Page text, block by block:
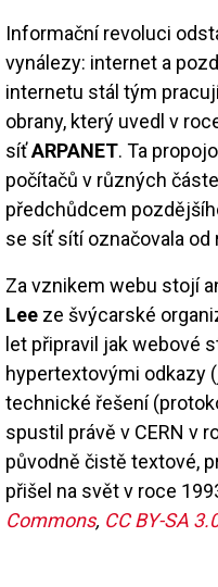
Informační revoluci
vynálezy: internet a
internetu stál tým
obrany, který uvedl v
síťARPANET. Ta
počítačů v různých
předchůdcem
se síť sítí označovala od
Za vznikem webu stojí
Lee ze švýcarské
let připravil jak webové
hypertextovými odkazy
technické řešení
spustil právě v CERN v
původně čistě textové,
přišel na svět v roce
Commons, CC BY-SA